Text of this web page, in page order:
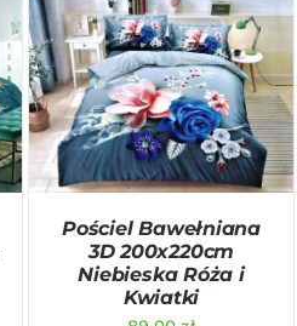
DODAJ DO KOSZYKA
/
SZCZEGÓŁY
Pościel Bawełniana
3D 200x220cm
Niebieska Róża i
Kwiatki